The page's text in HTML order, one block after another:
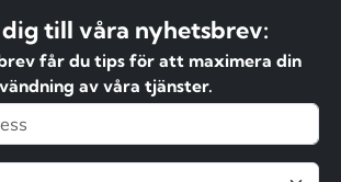
till våra nyhetsbrev:
får du tips för att maximera din
av våra tjänster.